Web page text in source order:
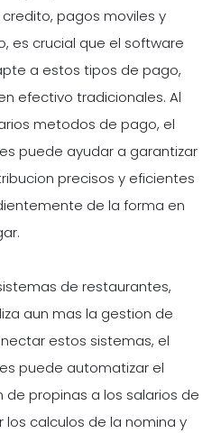
pagos moviles y
es crucial que el software
a estos tipos de pago,
efectivo tradicionales. Al
metodos de pago, el
puede ayudar a garantizar
precisos y eficientes
de la forma en
de restaurantes,
aun mas la gestion de
estos sistemas, el
puede automatizar el
propinas a los salarios de
calculos de la nomina y